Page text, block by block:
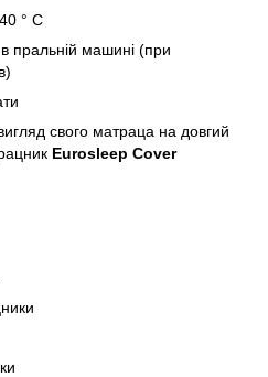
° C
пральній машині (при
свого матраца на довгий
Eurosleep Cover